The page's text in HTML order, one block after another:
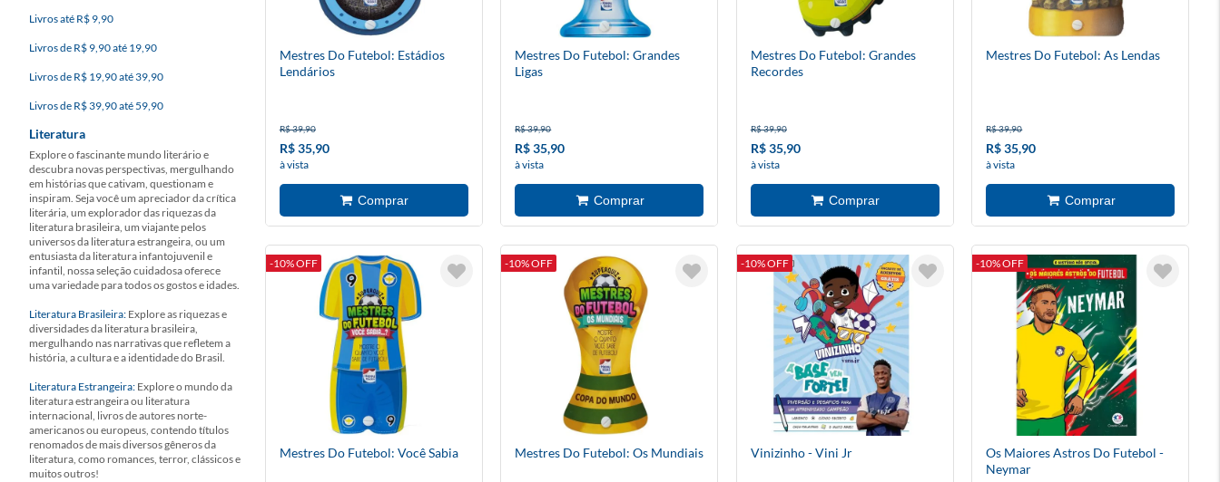
Livros até R$ 9,90
Livros de R$ 9,90 até 19,90
Livros de R$ 19,90 até 39,90
Livros de R$ 39,90 até 59,90
Literatura
Explore o fascinante mundo literário e
descubra novas perspectivas, mergulhando
em histórias que cativam, questionam e
inspiram. Seja você um apreciador da crítica
literária, um explorador das riquezas da
literatura brasileira, um viajante pelos
universos da literatura estrangeira, ou um
entusiasta da literatura infantojuvenil e
infantil, nossa seleção cuidadosa oferece
uma variedade para todos os gostos e idades.
Literatura Brasileira: Explore as riquezas e
diversidades da literatura brasileira,
mergulhando nas narrativas que refletem a
história, a cultura e a identidade do Brasil.
Literatura Estrangeira: Explore o mundo da
literatura estrangeira ou literatura
internacional, livros de autores norte-
americanos ou europeus, contendo títulos
renomados de mais diversos gêneros da
literatura, como romances, terror, clássicos e
muitos outros!
Mestres Do Futebol: Estádios
Lendários
R$ 39,90
R$ 35,90
à vista
Mestres Do Futebol: Grandes
Ligas
R$ 39,90
R$ 35,90
à vista
Mestres Do Futebol: Grandes
Recordes
R$ 39,90
R$ 35,90
à vista
Mestres Do Futebol: As Lendas
R$ 39,90
R$ 35,90
à vista
-10% OFF
Mestres Do Futebol: Você Sabia
-10% OFF
Mestres Do Futebol: Os Mundiais
-10% OFF
Vinizinho - Vini Jr
-10% OFF
Os Maiores Astros Do Futebol -
Neymar